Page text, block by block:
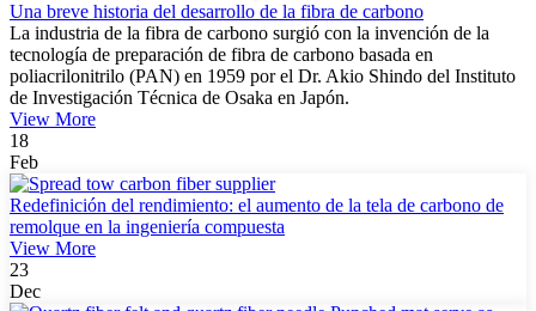
Una breve historia del desarrollo de la fibra de carbono
La industria de la fibra de carbono surgió con la invención de la
tecnología de preparación de fibra de carbono basada en
poliacrilonitrilo (PAN) en 1959 por el Dr. Akio Shindo del Instituto
de Investigación Técnica de Osaka en Japón.
View More
18
Feb
Redefinición del rendimiento: el aumento de la tela de carbono de
remolque en la ingeniería compuesta
View More
23
Dec